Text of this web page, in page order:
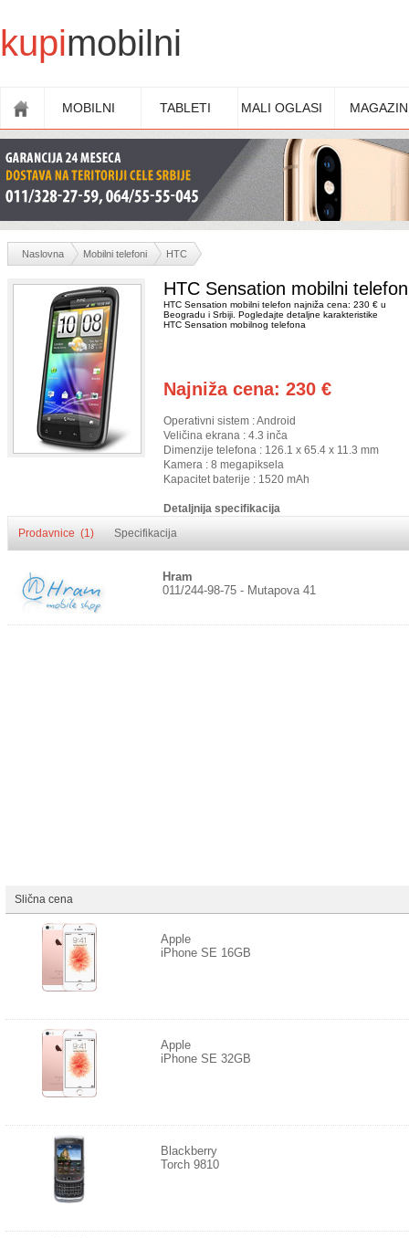
kupimobilni
MOBILNI TABLETI MALI OGLASI MAGAZIN
Naslovna Mobilni telefoni HTC
HTC Sensation mobilni telefon
HTC Sensation mobilni telefon najniža cena: 230 € u
Beogradu i Srbiji. Pogledajte detaljne karakteristike
HTC Sensation mobilnog telefona
Najniža cena: 230 €
Operativni sistem : Android
Veličina ekrana : 4.3 inča
Dimenzije telefona : 126.1 x 65.4 x 11.3 mm
Kamera : 8 megapiksela
Kapacitet baterije : 1520 mAh
Detaljnija specifikacija
Prodavnice (1)
Specifikacija
Hram
011/244-98-75 - Mutapova 41
Slična cena
Apple
iPhone SE 16GB
Apple
iPhone SE 32GB
Blackberry
Torch 9810